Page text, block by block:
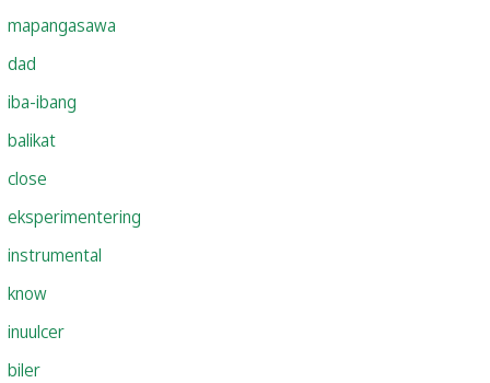
mapangasawa
dad
iba-ibang
balikat
close
eksperimentering
instrumental
know
inuulcer
biler